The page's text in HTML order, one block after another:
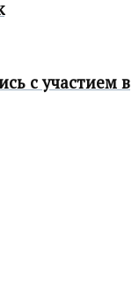
с участием в